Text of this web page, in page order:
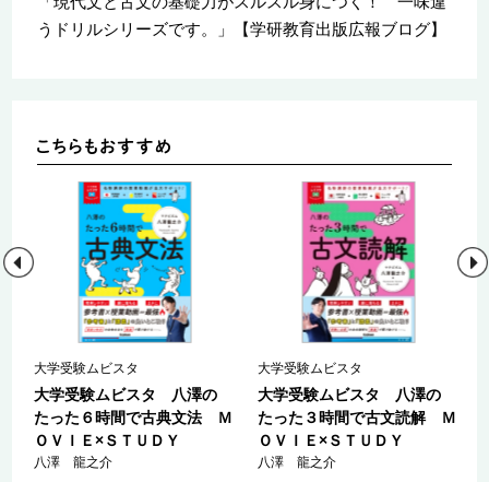
うドリルシリーズです。」【学研教育出版広報ブログ】
大学受験ムビスタ
大学受験ムビスタ 八澤の
たった６時間で古典文法 Ｍ
ＯＶＩＥ×ＳＴＵＤＹ
八澤 龍之介
大学受験ムビスタ
大学受験ムビスタ 八澤の
たった３時間で古文読解 Ｍ
ＯＶＩＥ×ＳＴＵＤＹ
八澤 龍之介